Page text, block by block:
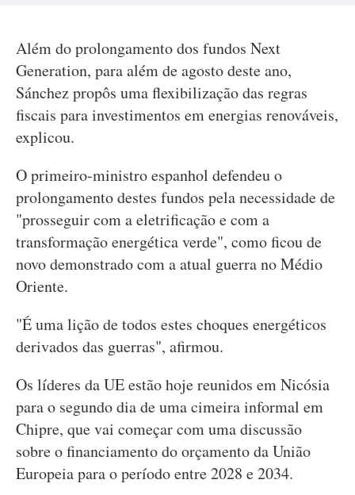
Além do prolongamento dos fundos Next
Generation, para além de agosto deste ano,
Sánchez propôs uma flexibilização das regras
fiscais para investimentos em energias renováveis,
explicou.
O primeiro-ministro espanhol defendeu o
prolongamento destes fundos pela necessidade de
"prosseguir com a eletrificação e com a
transformação energética verde", como ficou de
novo demonstrado com a atual guerra no Médio
Oriente.
"É uma lição de todos estes choques energéticos
derivados das guerras", afirmou.
Os líderes da UE estão hoje reunidos em Nicósia
para o segundo dia de uma cimeira informal em
Chipre, que vai começar com uma discussão
sobre o financiamento do orçamento da União
Europeia para o período entre 2028 e 2034.